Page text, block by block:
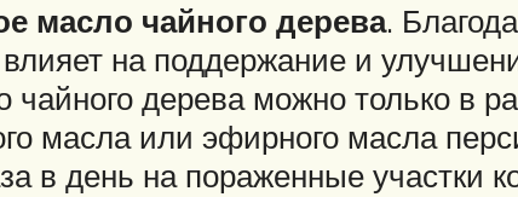
масло чайного дерева.
на поддержание и
дерева можно только в
масла или эфирного масла
в день на пораженные участки